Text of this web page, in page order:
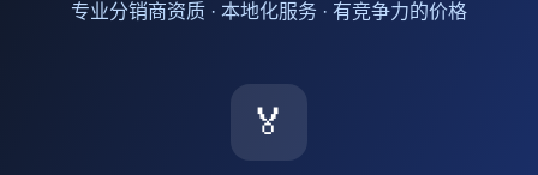
专业分销商资质 · 本地化服务 · 有竞争力的价格
🏅